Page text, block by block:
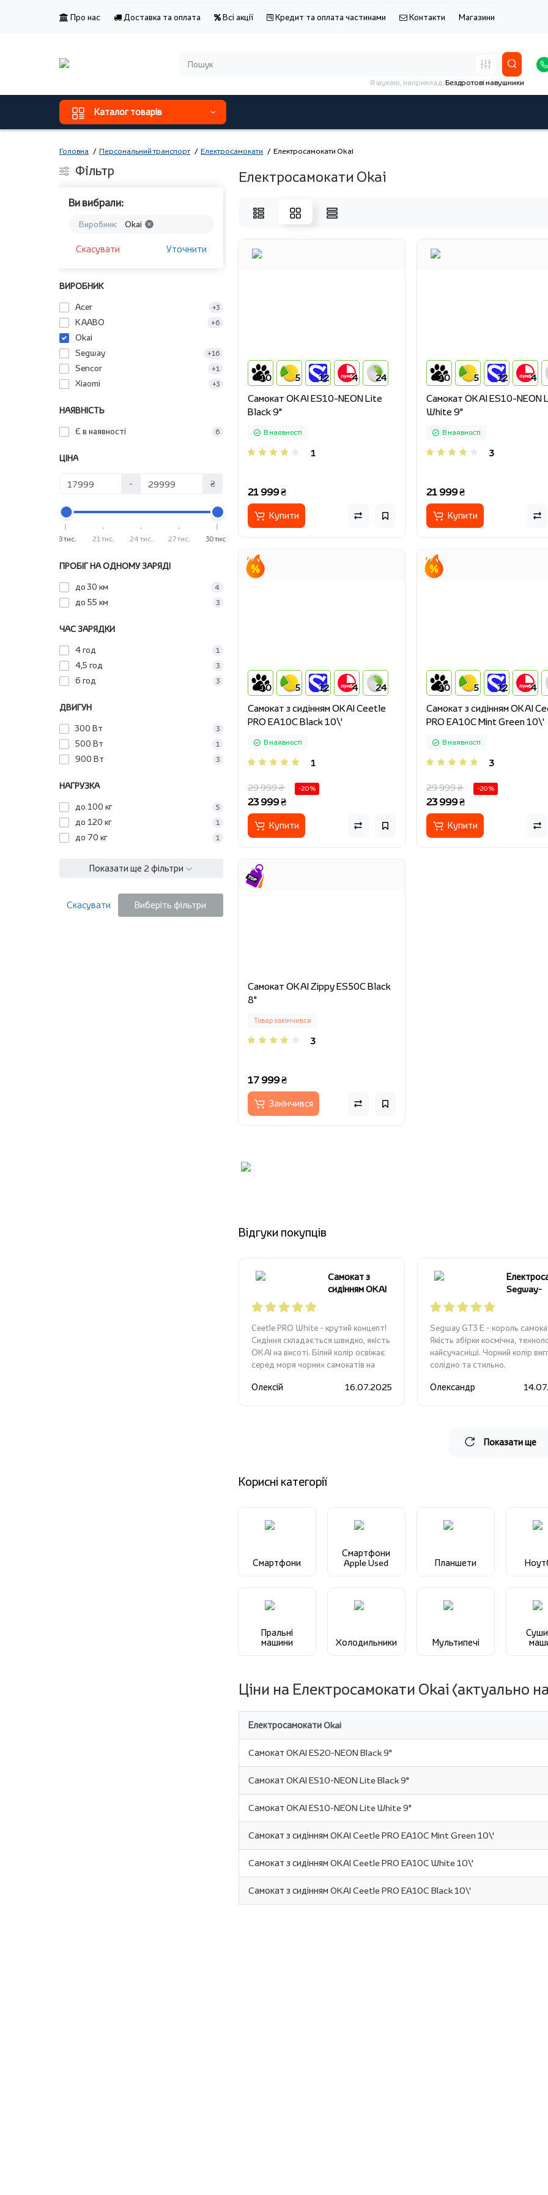
Про нас Доставка та оплата Всі акції Кредит та оплата частинами Контакти Магазини
Я шукаю, наприклад,Бездротові навушники
Каталог товарів
Головна Персональний транспорт Електросамокати Електросамокати Okai
Фільтр
Ви вибрали:
Виробник: Okai
Скасувати Уточнити
ВИРОБНИК
Acer
+3
KAABO +6
Okai
Segway
+16
Sencor +1
Xiaomi +3
НАЯВНІСТЬ
Є в наявності
6
ЦІНА
- ₴
18 тис. 21 тис. 24 тис. 27 тис. 30 тис.
ПРОБІГ НА ОДНОМУ ЗАРЯДІ
до 30 км
4
до 55 км 3
ЧАС ЗАРЯДКИ
4 год
1
4,5 год 3
6 год 3
ДВИГУН
300 Вт
3
500 Вт 1
900 Вт 3
НАГРУЗКА
до 100 кг
5
до 120 кг 1
до 70 кг 1
Показати ще 2 фільтри
Скасувати Виберіть фільтри
Електросамокати Okai
10 5 12 4 24
Cамокат OKAI ES10-NEON Lite
Black 9"
В наявності
1
21 999 ₴
Купити
10 5 12 4
Cамокат OKAI ES10-NEON
White 9"
В наявності
3
21 999 ₴
Купити
10 5 12 4 24
Cамокат з сидінням OKAI Ceetle
PRO EA10C Black 10\'
В наявності
1
29 999 ₴ -20 %
23 999 ₴
Купити
10 5 12 4
Cамокат з сидінням OKAI
PRO EA10C Mint Green 10\'
В наявності
3
29 999 ₴ -20 %
23 999 ₴
Купити
Cамокат OKAI Zippy ES50С Black
8"
Товар закінчився
3
17 999 ₴
Закінчився
Відгуки покупців
Cамокат з
сидінням OKAI
10\'
Ceetle PRO White - крутий концепт!
Сидіння складається швидко, якість
OKAI на висоті. Білий колір освіжає
серед моря чорних самокатів на
Олексій 16.07.2025
Segway-
Segway GT3 E - король
Якість збірки космічна,
найсучасніші. Чорний колір
солідно та стильно.
Олександр
Показати ще
Корисні категорії
Смартфони
Смартфони
Apple Used
Планшети
Пральні
машини
Холодильники Мультипечі
Ціни на Електросамокати Okai (актуально
Електросамокати Okai
Cамокат OKAI ES20-NEON Black 9"
Cамокат OKAI ES10-NEON Lite Black 9"
Cамокат OKAI ES10-NEON Lite White 9"
Cамокат з сидінням OKAI Ceetle PRO EA10C Mint Green 10\'
Cамокат з сидінням OKAI Ceetle PRO EA10C White 10\'
Cамокат з сидінням OKAI Ceetle PRO EA10C Black 10\'